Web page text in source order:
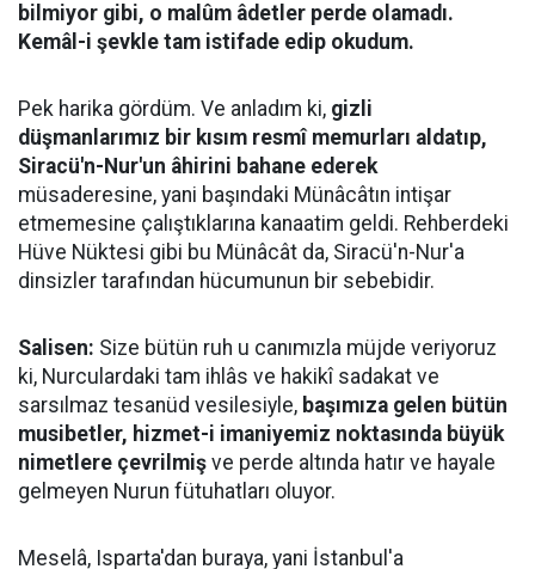
bilmiyor gibi, o malûm âdetler perde olamadı.
Kemâl-i şevkle tam istifade edip okudum.
Pek harika gördüm. Ve anladım ki, gizli
düşmanlarımız bir kısım resmî memurları aldatıp,
Siracü'n-Nur'un âhirini bahane ederek
müsaderesine, yani başındaki Münâcâtın intişar
etmemesine çalıştıklarına kanaatim geldi. Rehberdeki
Hüve Nüktesi gibi bu Münâcât da, Siracü'n-Nur'a
dinsizler tarafından hücumunun bir sebebidir.
Salisen: Size bütün ruh u canımızla müjde veriyoruz
ki, Nurculardaki tam ihlâs ve hakikî sadakat ve
sarsılmaz tesanüd vesilesiyle, başımıza gelen bütün
musibetler, hizmet-i imaniyemiz noktasında büyük
nimetlere çevrilmiş ve perde altında hatır ve hayale
gelmeyen Nurun fütuhatları oluyor.
Meselâ, Isparta'dan buraya, yani İstanbul'a